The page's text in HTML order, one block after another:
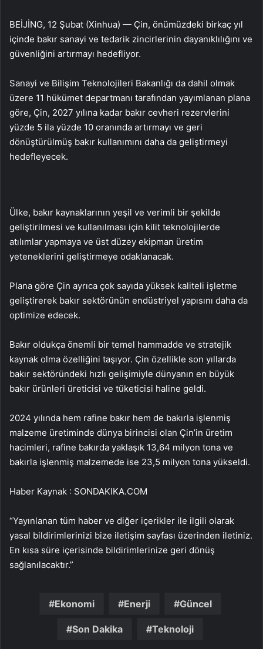
BEİJİNG, 12 Şubat (Xinhua) — Çin, önümüzdeki birkaç yıl
içinde bakır sanayi ve tedarik zincirlerinin dayanıklılığını ve
güvenliğini artırmayı hedefliyor.
Sanayi ve Bilişim Teknolojileri Bakanlığı da dahil olmak
üzere 11 hükümet departmanı tarafından yayımlanan plana
göre, Çin, 2027 yılına kadar bakır cevheri rezervlerini
yüzde 5 ila yüzde 10 oranında artırmayı ve geri
dönüştürülmüş bakır kullanımını daha da geliştirmeyi
hedefleyecek.
Ülke, bakır kaynaklarının yeşil ve verimli bir şekilde
geliştirilmesi ve kullanılması için kilit teknolojilerde
atılımlar yapmaya ve üst düzey ekipman üretim
yeteneklerini geliştirmeye odaklanacak.
Plana göre Çin ayrıca çok sayıda yüksek kaliteli işletme
geliştirerek bakır sektörünün endüstriyel yapısını daha da
optimize edecek.
Bakır oldukça önemli bir temel hammadde ve stratejik
kaynak olma özelliğini taşıyor. Çin özellikle son yıllarda
bakır sektöründeki hızlı gelişimiyle dünyanın en büyük
bakır ürünleri üreticisi ve tüketicisi haline geldi.
2024 yılında hem rafine bakır hem de bakırla işlenmiş
malzeme üretiminde dünya birincisi olan Çin’in üretim
hacimleri, rafine bakırda yaklaşık 13,64 milyon tona ve
bakırla işlenmiş malzemede ise 23,5 milyon tona yükseldi.
Haber Kaynak : SONDAKIKA.COM
“Yayınlanan tüm haber ve diğer içerikler ile ilgili olarak
yasal bildirimlerinizi bize iletişim sayfası üzerinden iletiniz.
En kısa süre içerisinde bildirimlerinize geri dönüş
sağlanılacaktır.”
Ekonomi Enerji Güncel
Son Dakika Teknoloji